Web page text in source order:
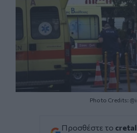
Photo Credits:
Προσθέστε το